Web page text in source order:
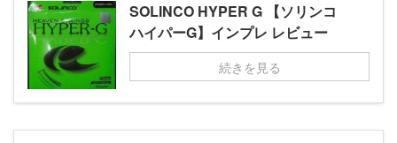
SOLINCO HYPER G 【ソリンコ
ハイパーG】インプレ レビュー
続きを見る